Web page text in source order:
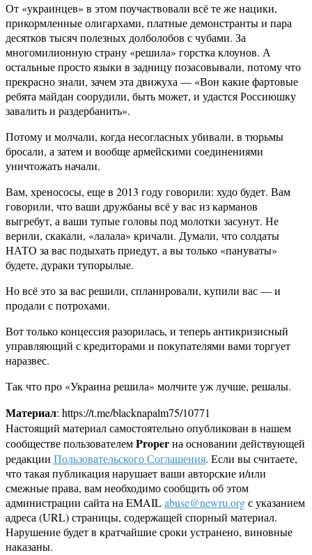
От «украинцев» в этом поучаствовали всё те же нацики,
прикормленные олигархами, платные демонстранты и пара
десятков тысяч полезных долболобов с чубами. За
многомилионную страну «решила» горстка клоунов. А
остальные просто языки в задницу позасовывали, потому что
прекрасно знали, зачем эта движуха — «Вон какие фартовые
ребята майдан соорудили, быть может, и удастся Россиюшку
завалить и раздербанить».
Потому и молчали, когда несогласных убивали, в тюрьмы
бросали, а затем и вообще армейскими соединениями
уничтожать начали.
Вам, хренососы, еще в 2013 году говорили: худо будет. Вам
говорили, что ваши дружбаны всё у вас из карманов
выгребут, а ваши тупые головы под молотки засунут. Не
верили, скакали, «лалала» кричали. Думали, что солдаты
НАТО за вас подыхать приедут, а вы только «пануваты»
будете, дураки тупорылые.
Но всё это за вас решили, спланировали, купили вас — и
продали с потрохами.
Вот только концессия разорилась, и теперь антикризисный
управляющий с кредиторами и покупателями вами торгует
наразвес.
Так что про «Украина решила» молчите уж лучше, решалы.
Материал: https://t.me/blacknapalm75/10771
Настоящий материал самостоятельно опубликован в нашем
сообществе пользователемProperна основании действующей
редакции Пользовательского Соглашения. Если вы считаете,
что такая публикация нарушает ваши авторские и/или
смежные права, вам необходимо сообщить об этом
администрации сайта на EMAILabuse@newru.orgс указанием
адреса (URL) страницы, содержащей спорный материал.
Нарушение будет в кратчайшие сроки устранено, виновные
наказаны.